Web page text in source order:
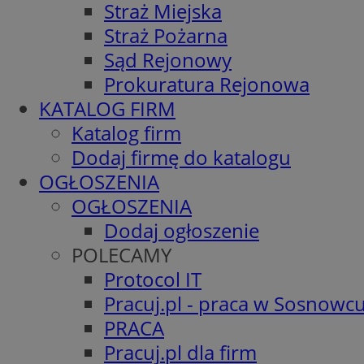
Straż Miejska
Straż Pożarna
Sąd Rejonowy
Prokuratura Rejonowa
KATALOG FIRM
Katalog firm
Dodaj firmę do katalogu
OGŁOSZENIA
OGŁOSZENIA
Dodaj ogłoszenie
POLECAMY
Protocol IT
Pracuj.pl - praca w
PRACA
Pracuj.pl dla firm